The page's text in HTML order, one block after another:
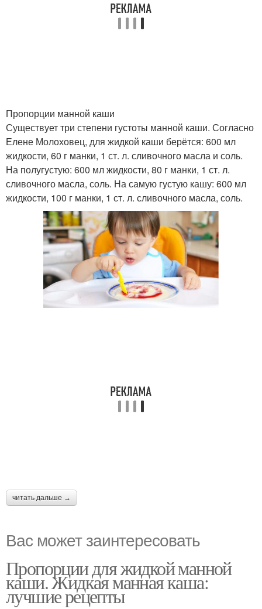
Пропорции манной каши
Существует три степени густоты манной каши. Согласно
Елене Молоховец, для жидкой каши берётся: 600 мл
жидкости, 60 г манки, 1 ст. л. сливочного масла и соль.
На полугустую: 600 мл жидкости, 80 г манки, 1 ст. л.
сливочного масла, соль. На самую густую кашу: 600 мл
жидкости, 100 г манки, 1 ст. л. сливочного масла, соль.
читать дальше →
Вас может заинтересовать
Пропорции для жидкой манной
каши. Жидкая манная каша:
лучшие рецепты